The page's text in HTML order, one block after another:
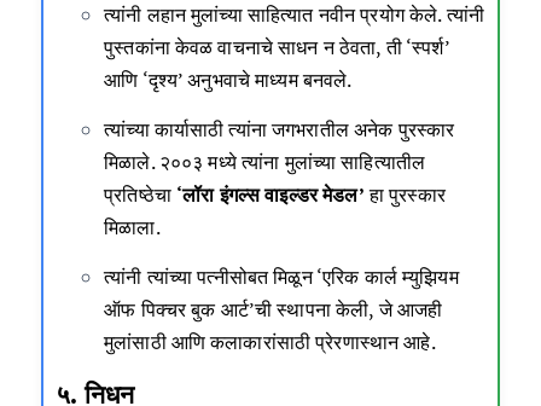
त्यांनी लहान मुलांच्या साहित्यात नवीन प्रयोग केले. त्यांनी
पुस्तकांना केवळ वाचनाचे साधन न ठेवता, ती ‘स्पर्श’
आणि ‘दृश्य’ अनुभवाचे माध्यम बनवले.
त्यांच्या कार्यासाठी त्यांना जगभरातील अनेक पुरस्कार
मिळाले. २००३ मध्ये त्यांना मुलांच्या साहित्यातील
प्रतिष्ठेचा ‘लॉरा इंगल्स वाइल्डर मेडल’हा पुरस्कार
मिळाला.
त्यांनी त्यांच्या पत्नीसोबत मिळून ‘एरिक कार्ल म्युझियम
ऑफ पिक्चर बुक आर्ट’ची स्थापना केली, जे आजही
मुलांसाठी आणि कलाकारांसाठी प्रेरणास्थान आहे.
५. निधन